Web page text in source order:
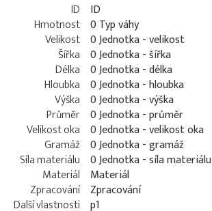
ID
ID
Hmotnost 0 Typ váhy
Velikost 0 Jednotka - velikost
Šířka 0 Jednotka - šířka
Délka 0 Jednotka - délka
Hloubka 0 Jednotka - hloubka
Výška 0 Jednotka - výška
Průměr 0 Jednotka - průměr
Velikost oka 0 Jednotka - velikost oka
Gramáž 0 Jednotka - gramáž
Síla materiálu 0 Jednotka - síla materiálu
Materiál
Materiál
Zpracování Zpracování
Další vlastnosti p1